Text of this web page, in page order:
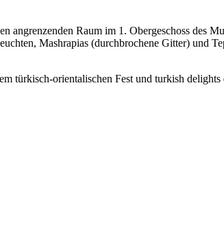
Raum im 1. Obergeschoss des
Mashrapias (durchbrochene Gitter) und
türkisch-orientalischen Fest und turkish delights